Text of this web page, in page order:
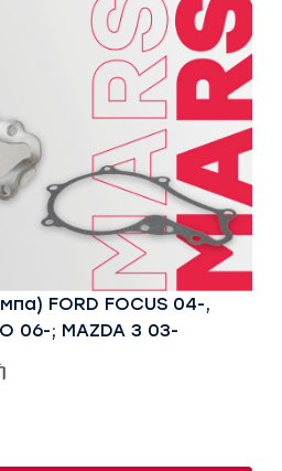
FORD FOCUS 04-,
06-; MAZDA 3 03-